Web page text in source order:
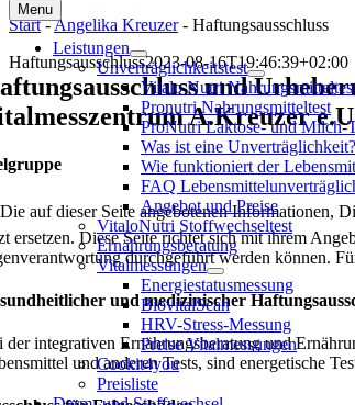
Menu
Leistungen
Unverträglichkeitstest
Vitalo Nutri
Pronutri Nahrungsmitteltest
ProNutri Laktose- und Milch-
Was ist eine Unverträglichkeit?
Wie funktioniert der
FAQ
Angebot und Preise
VitaloNutri Stoffwechseltest
Ernährungsberatung
Vitalmessungen
Energiestatusmessung
BiovitalScan
HRV-Stress-Messung
Preise Vitalmessungen
Cookit4you
Preisliste
Start-Angelika Kreuzer- Haftungsausschluss
Haftungsausschluss2023-08-16T19:46:39+02:00
und
A.Kreuzer
auf dieser Seite angebotenen Informationen,
ersetzen. Diese Seite richtet sich mit ihrem
durchgeführt werden können.
und medizinischer
der integrativen Ernährungsberatung und
und anderen Tests, sind energetische